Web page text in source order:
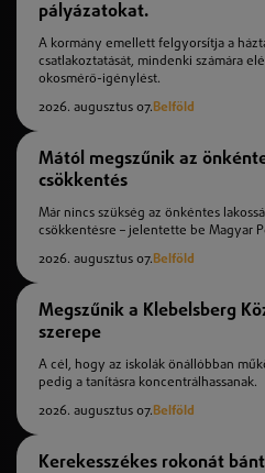
pályázatokat.
A kormány emellett felgyorsítja a
csatlakoztatását, mindenki számára
okosmérő-igénylést.
2026. augusztus 07.Belföld
Mától megszűnik az
csökkentés
Már nincs szükség az önkéntes
csökkentésre – jelentette be Magyar
2026. augusztus 07.Belföld
Megszűnik a Klebelsberg
szerepe
A cél, hogy az iskolák önállóbban
pedig a tanításra koncentrálhassanak.
2026. augusztus 07.Belföld
Kerekesszékes rokonát